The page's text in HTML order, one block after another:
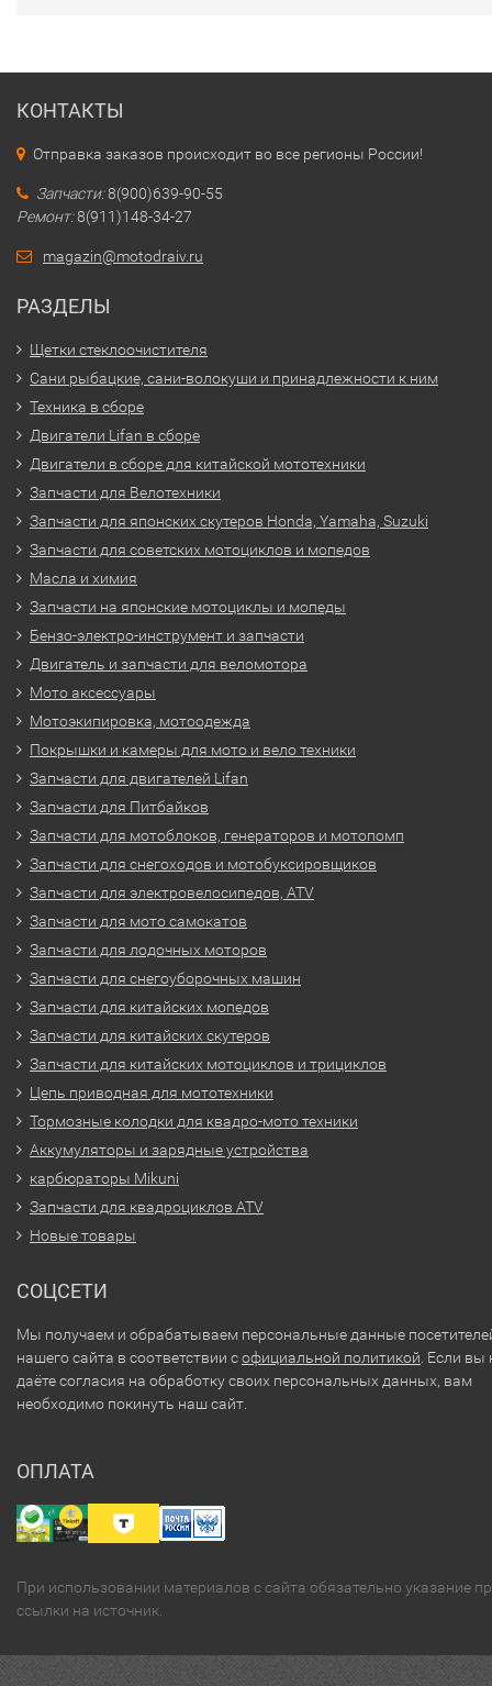
КОНТАКТЫ
Отправка заказов происходит во все регионы России!
Запчасти:8(900)639-90-55
Ремонт:8(911)148-34-27
magazin@motodraiv.ru
РАЗДЕЛЫ
Щетки стеклоочистителя
Сани рыбацкие, сани-волокуши и принадлежности к ним
Техника в сборе
Двигатели Lifan в сборе
Двигатели в сборе для китайской мототехники
Запчасти для Велотехники
Запчасти для японских скутеров Honda, Yamaha, Suzuki
Запчасти для советских мотоциклов и мопедов
Масла и химия
Запчасти на японские мотоциклы и мопеды
Бензо-электро-инструмент и запчасти
Двигатель и запчасти для веломотора
Мото аксессуары
Мотоэкипировка, мотоодежда
Покрышки и камеры для мото и вело техники
Запчасти для двигателей Lifan
Запчасти для Питбайков
Запчасти для мотоблоков, генераторов и мотопомп
Запчасти для снегоходов и мотобуксировщиков
Запчасти для электровелосипедов, ATV
Запчасти для мото самокатов
Запчасти для лодочных моторов
Запчасти для снегоуборочных машин
Запчасти для китайских мопедов
Запчасти для китайских скутеров
Запчасти для китайских мотоциклов и трициклов
Цепь приводная для мототехники
Тормозные колодки для квадро-мото техники
Аккумуляторы и зарядные устройства
карбюраторы Mikuni
Запчасти для квадроциклов ATV
Новые товары
СОЦСЕТИ
Мы получаем и обрабатываем персональные данные
нашего сайта в соответствии софициальной политикой. Если вы
даёте согласия на обработку своих персональных данных, вам
необходимо покинуть наш сайт.
ОПЛАТА
При использовании материалов с сайта обязательно указание
ссылки на источник.